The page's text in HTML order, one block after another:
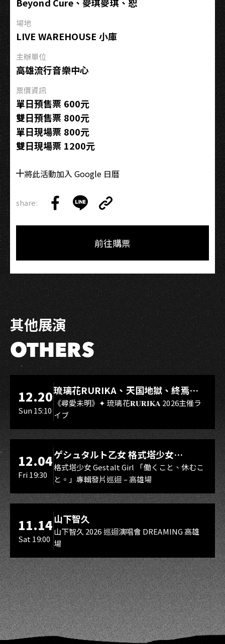
Beyond Cure、麥琪麥琪、恕
場地
LIVE WAREHOUSE 小庫
主辦單位
高雄流行音樂中心
票價資訊
單日預售票 600元
雙日預售票 800元
單日現場票 800元
雙日現場票 1200元
將此活動加入 Google 日曆
share:
on
on
Link
Copy
前往購票
其他展演
OTHERS
LIVE WAREHOUSE 小庫
12.20
Sun 15:10
琉璃花RURIKA、天国地獄、終焉
Rebirth、DUALIA、無我夢中、花奏
スマイル（O.A.）
《尋愛未明》✦ 琉璃花𝐑𝐔𝐑𝐈𝐊𝐀 2026主催ラ
イブ
LIVE WAREHOUSE 小庫
12.04
Fri 19:30
ゲシュタルト乙女 格式塔少女
Gestalt Girl
格式塔少女 Gestalt Girl 「働くこと、休むこ
と。」專輯發片巡迴 – 高雄場
11.14
Sat 19:00
山下智久
山下智久 2026 巡迴演唱會 DREAMING 高雄
場